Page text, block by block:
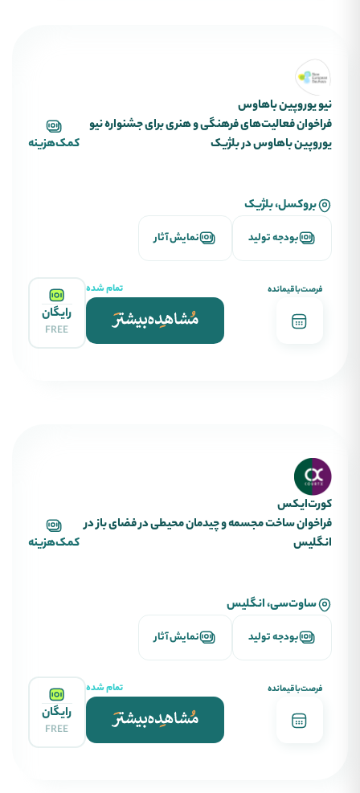
نیو یوروپین باهاوس
فراخوان فعالیت‌های فرهنگی و هنری برای جشنواره نیو
یوروپین باهاوس در بلژیک
کمک‌هزینه
بروکسل، بلژیک
بودجه تولید نمایش آثار
فرصت‌باقیمانده تمام شده
رایگان
FREE
کورت‌ایکس
فراخوان ساخت مجسمه و چیدمان محیطی در فضای باز در
انگلیس
کمک‌هزینه
ساوت‌سی، انگلیس
بودجه تولید نمایش آثار
فرصت‌باقیمانده تمام شده
رایگان
FREE